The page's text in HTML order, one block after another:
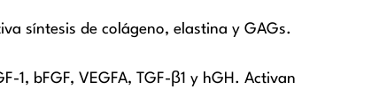
síntesis de colágeno, elastina y GAGs.
1, bFGF, VEGFA, TGF-β1 y hGH. Activan